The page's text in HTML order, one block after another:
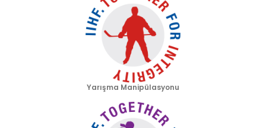
Yarışma Manipülasyonu